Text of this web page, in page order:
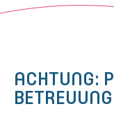
ACHTUNG: